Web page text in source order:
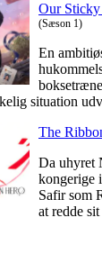
Our
(Sæson 1)
En
situation
The
Da uhyret
kongerige
Safir som
at redde